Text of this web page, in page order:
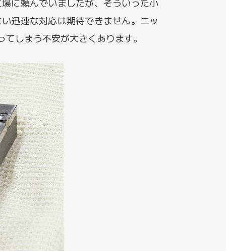
迅速な対応は期待できません。ニッ
しまう不安が大きくあります。